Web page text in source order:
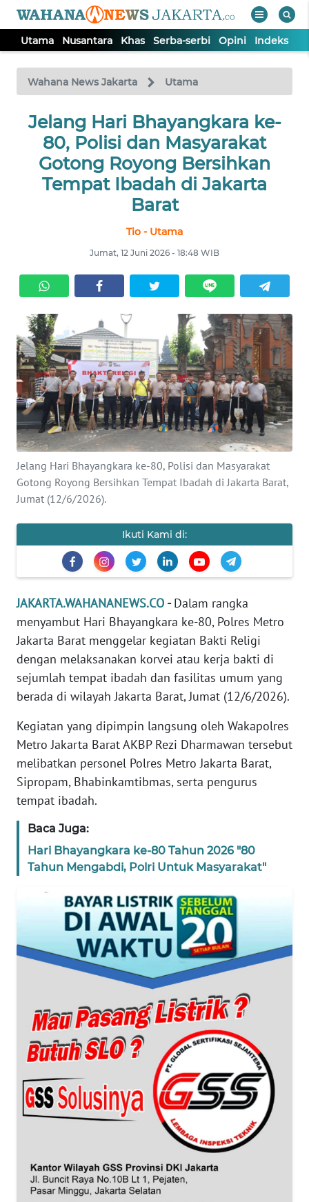
Utama Nusantara Khas Serba-serbi Opini Indeks
Wahana News Jakarta Utama
Jelang Hari Bhayangkara ke-
80, Polisi dan Masyarakat
Gotong Royong Bersihkan
Tempat Ibadah di Jakarta
Barat
Tio - Utama
Jumat, 12 Juni 2026 - 18:48 WIB
Jelang Hari Bhayangkara ke-80, Polisi dan Masyarakat
Gotong Royong Bersihkan Tempat Ibadah di Jakarta Barat,
Jumat (12/6/2026).
Ikuti Kami di:
JAKARTA.WAHANANEWS.CO -Dalam rangka
menyambut Hari Bhayangkara ke-80, Polres Metro
Jakarta Barat menggelar kegiatan Bakti Religi
dengan melaksanakan korvei atau kerja bakti di
sejumlah tempat ibadah dan fasilitas umum yang
berada di wilayah Jakarta Barat, Jumat (12/6/2026).
Kegiatan yang dipimpin langsung oleh Wakapolres
Metro Jakarta Barat AKBP Rezi Dharmawan tersebut
melibatkan personel Polres Metro Jakarta Barat,
Sipropam, Bhabinkamtibmas, serta pengurus
tempat ibadah.
Baca Juga:
Hari Bhayangkara ke-80 Tahun 2026 "80
Tahun Mengabdi, Polri Untuk Masyarakat"
TV
Tutup
UTAMA
NUSANTARA
OPINI
Informasi
INDEKS
BERITA
KONTAK
KAMI
IKLAN
TENTANG
KAMI
PEDOMAN
MEDIA
REDAKSI
KARIR
DISCLAIMER
Wahana
News
Regional
WN
SUMUT
WN
JAKARTA
WN
BANTEN
NTT
WN
KEPRI
WN
PAPUA
PAPUA
BARAT